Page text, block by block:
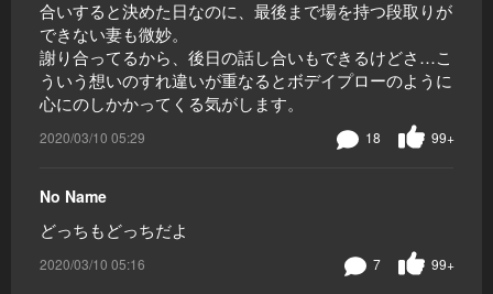
合いすると決めた日なのに、最後まで場を持つ段取りが
できない妻も微妙。
謝り合ってるから、後日の話し合いもできるけどさ…こ
ういう想いのすれ違いが重なるとボデイプローのように
心にのしかかってくる気がします。
2020/03/10 05:29 99+
18
No Name
どっちもどっちだよ
2020/03/10 05:16 99+
7